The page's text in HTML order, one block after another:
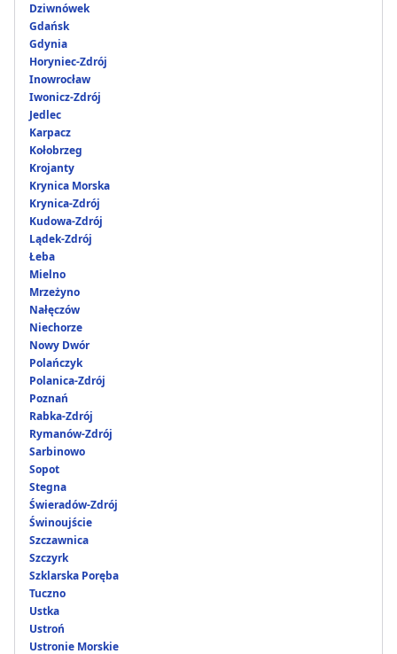
Dziwnówek
Gdańsk
Gdynia
Horyniec-Zdrój
Inowrocław
Iwonicz-Zdrój
Jedlec
Karpacz
Kołobrzeg
Krojanty
Krynica Morska
Krynica-Zdrój
Kudowa-Zdrój
Lądek-Zdrój
Łeba
Mielno
Mrzeżyno
Nałęczów
Niechorze
Nowy Dwór
Polańczyk
Polanica-Zdrój
Poznań
Rabka-Zdrój
Rymanów-Zdrój
Sarbinowo
Sopot
Stegna
Świeradów-Zdrój
Świnoujście
Szczawnica
Szczyrk
Szklarska Poręba
Tuczno
Ustka
Ustroń
Ustronie Morskie